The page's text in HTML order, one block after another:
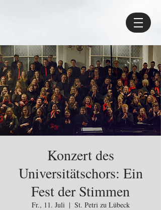
Konzert des
Universitätschors: Ein
Fest der Stimmen
Fr., 11. Juli
  |
St. Petri zu Lübeck